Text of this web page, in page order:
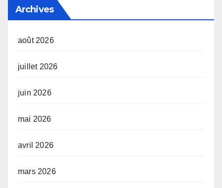
Archives
août 2026
juillet 2026
juin 2026
mai 2026
avril 2026
mars 2026